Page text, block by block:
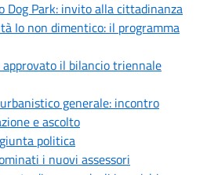
Dog Park: invito alla cittadinanza
Io non dimentico: il programma
approvato il bilancio triennale
generale: incontro
e ascolto
politica
i nuovi assessori